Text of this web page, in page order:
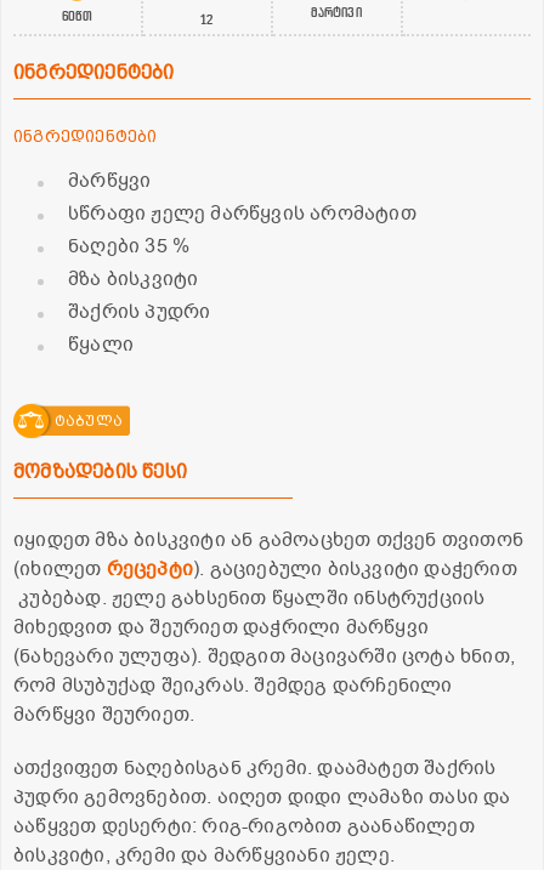
60წთ 12 მარტივი
ინგრედიენტები
ინგრედიენტები
მარწყვი
სწრაფი ჟელე მარწყვის არომატით
ნაღები 35 %
მზა ბისკვიტი
შაქრის პუდრი
წყალი
ტაბულა
მომზადების წესი
იყიდეთ მზა ბისკვიტი ან გამოაცხეთ თქვენ თვითონ
(იხილეთ რეცეპტი). გაციებული ბისკვიტი დაჭერით
კუბებად. ჟელე გახსენით წყალში ინსტრუქციის
მიხედვით და შეურიეთ დაჭრილი მარწყვი
(ნახევარი ულუფა). შედგით მაცივარში ცოტა ხნით,
რომ მსუბუქად შეიკრას. შემდეგ დარჩენილი
მარწყვი შეურიეთ.
ათქვიფეთ ნაღებისგან კრემი. დაამატეთ შაქრის
პუდრი გემოვნებით. აიღეთ დიდი ლამაზი თასი და
ააწყვეთ დესერტი: რიგ-რიგობით გაანაწილეთ
ბისკვიტი, კრემი და მარწყვიანი ჟელე.